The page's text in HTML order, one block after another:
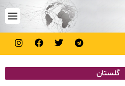
گلستان